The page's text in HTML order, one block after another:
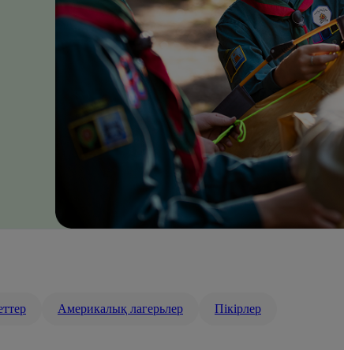
Америкалық лагерьлер Пікірлер